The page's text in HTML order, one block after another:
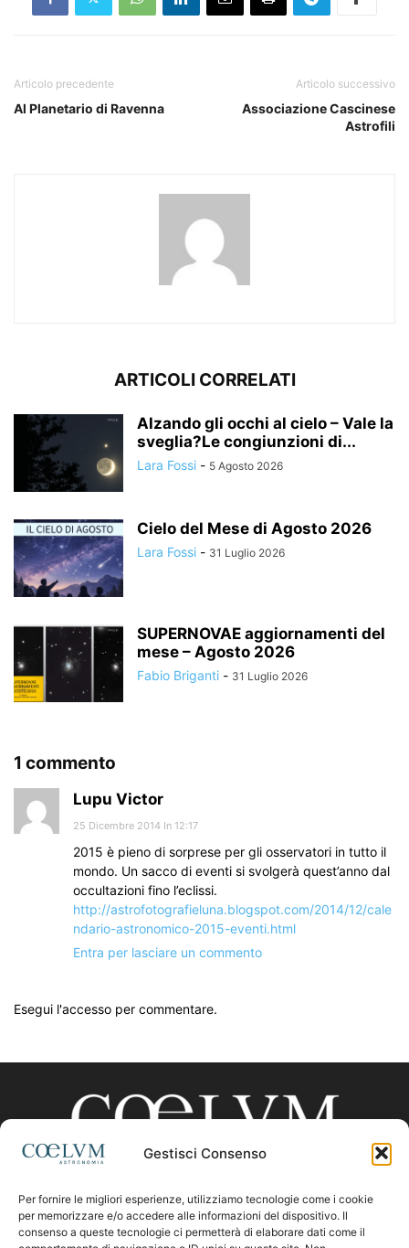
Gestisci Consenso
Per fornire le migliori esperienze, utilizziamo tecnologie come i cookie
per memorizzare e/o accedere alle informazioni del dispositivo. Il
consenso a queste tecnologie ci permetterà di elaborare dati come il
Articolo precedente
Al Planetario di Ravenna
Articolo successivo
Associazione Cascinese
Astrofili
ARTICOLI CORRELATI
Alzando gli occhi al cielo – Vale la
sveglia?Le congiunzioni di...
Lara Fossi - 5 Agosto 2026
Cielo del Mese di Agosto 2026
Lara Fossi - 31 Luglio 2026
SUPERNOVAE aggiornamenti del
mese – Agosto 2026
Fabio Briganti - 31 Luglio 2026
1 commento
Lupu Victor
25 Dicembre 2014 In 12:17
2015 è pieno di sorprese per gli osservatori in tutto il
mondo. Un sacco di eventi si svolgerà quest’anno dal
occultazioni fino l’eclissi.
http://astrofotografieluna.blogspot.com/2014/12/cale
ndario-astronomico-2015-eventi.html
Entra per lasciare un commento
Esegui l'accesso per commentare.
CHI SIAMO